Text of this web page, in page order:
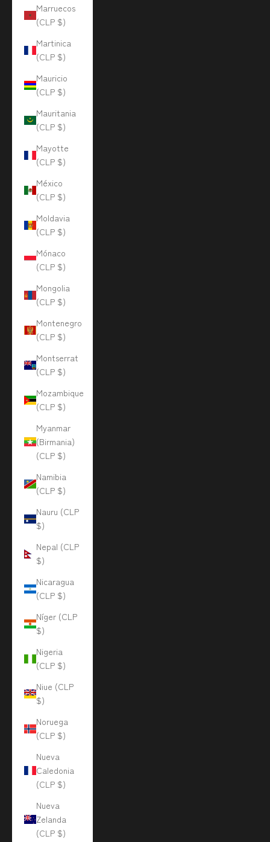
Marruecos
(CLP $)
Martinica
(CLP $)
Mauricio
(CLP $)
Mauritania
(CLP $)
Mayotte
(CLP $)
México
(CLP $)
Moldavia
(CLP $)
Mónaco
(CLP $)
Mongolia
(CLP $)
Montenegro
(CLP $)
Montserrat
(CLP $)
Mozambique
(CLP $)
Myanmar
(Birmania)
(CLP $)
Namibia
(CLP $)
Nauru (CLP
$)
Nepal (CLP
$)
Nicaragua
(CLP $)
Níger (CLP
$)
Nigeria
(CLP $)
Niue (CLP
$)
Noruega
(CLP $)
Nueva
Caledonia
(CLP $)
Nueva
Zelanda
(CLP $)